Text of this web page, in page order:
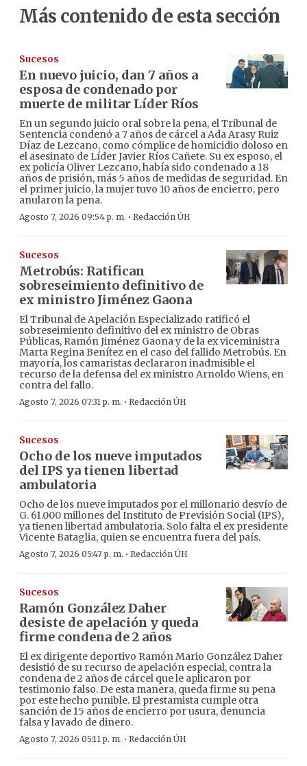
Más contenido de esta sección
Sucesos
En nuevo juicio, dan 7 años a
esposa de condenado por
muerte de militar Líder Ríos
En un segundo juicio oral sobre la pena, el Tribunal de
Sentencia condenó a 7 años de cárcel a Ada Arasy Ruiz
Díaz de Lezcano, como cómplice de homicidio doloso en
el asesinato de Líder Javier Ríos Cañete. Su ex esposo, el
ex policía Oliver Lezcano, había sido condenado a 18
años de prisión, más 5 años de medidas de seguridad. En
el primer juicio, la mujer tuvo 10 años de encierro, pero
anularon la pena.
Agosto 7, 2026 09:54 p. m. · Redacción ÚH
Sucesos
Metrobús: Ratifican
sobreseimiento definitivo de
ex ministro Jiménez Gaona
El Tribunal de Apelación Especializado ratificó el
sobreseimiento definitivo del ex ministro de Obras
Públicas, Ramón Jiménez Gaona y de la ex viceministra
Marta Regina Benítez en el caso del fallido Metrobús. En
mayoría, los camaristas declararon inadmisible el
recurso de la defensa del ex ministro Arnoldo Wiens, en
contra del fallo.
Agosto 7, 2026 07:31 p. m. · Redacción ÚH
Sucesos
Ocho de los nueve imputados
del IPS ya tienen libertad
ambulatoria
Ocho de los nueve imputados por el millonario desvío de
G. 61.000 millones del Instituto de Previsión Social (IPS),
ya tienen libertad ambulatoria. Solo falta el ex presidente
Vicente Bataglia, quien se encuentra fuera del país.
Agosto 7, 2026 05:47 p. m. · Redacción ÚH
Sucesos
Ramón González Daher
desiste de apelación y queda
firme condena de 2 años
El ex dirigente deportivo Ramón Mario González Daher
desistió de su recurso de apelación especial, contra la
condena de 2 años de cárcel que le aplicaron por
testimonio falso. De esta manera, queda firme su pena
por este hecho punible. El prestamista cumple otra
sanción de 15 años de encierro por usura, denuncia
falsa y lavado de dinero.
Agosto 7, 2026 05:11 p. m. · Redacción ÚH